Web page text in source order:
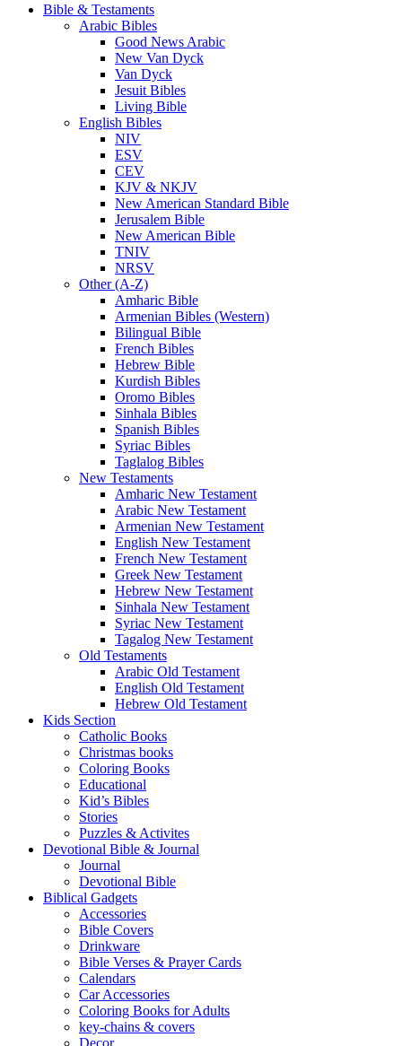
Bible & Testaments
Arabic Bibles
Good News Arabic
New Van Dyck
Van Dyck
Jesuit Bibles
Living Bible
English Bibles
NIV
ESV
CEV
KJV & NKJV
New American Standard Bible
Jerusalem Bible
New American Bible
TNIV
NRSV
Other (A-Z)
Amharic Bible
Armenian Bibles (Western)
Bilingual Bible
French Bibles
Hebrew Bible
Kurdish Bibles
Oromo Bibles
Sinhala Bibles
Spanish Bibles
Syriac Bibles
Taglalog Bibles
New Testaments
Amharic New Testament
Arabic New Testament
Armenian New Testament
English New Testament
French New Testament
Greek New Testament
Hebrew New Testament
Sinhala New Testament
Syriac New Testament
Tagalog New Testament
Old Testaments
Arabic Old Testament
English Old Testament
Hebrew Old Testament
Kids Section
Catholic Books
Christmas books
Coloring Books
Educational
Kid’s Bibles
Stories
Puzzles & Activites
Devotional Bible & Journal
Journal
Devotional Bible
Biblical Gadgets
Accessories
Bible Covers
Drinkware
Bible Verses & Prayer Cards
Calendars
Car Accessories
Coloring Books for Adults
key-chains & covers
Decor